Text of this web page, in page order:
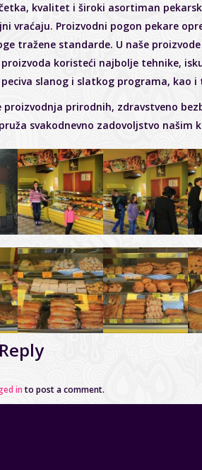
kvalitet i široki asortiman
vraćaju. Proizvodni pogon pekare
tražene standarde. U naše
koristeći najbolje tehnike,
peciva slanog i slatkog programa, kao
proizvodnja prirodnih, zdravstveno
svakodnevno zadovoljstvo našim
into post a comment.